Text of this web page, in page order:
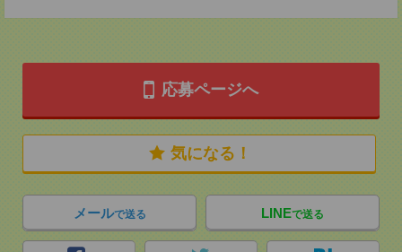
応募ページへ
気になる！
メールで送る LINEで送る